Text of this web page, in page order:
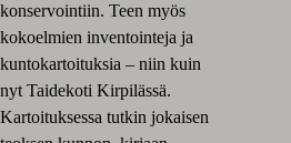
konservointiin. Teen myös
kokoelmien inventointeja ja
kuntokartoituksia – niin kuin
nyt Taidekoti Kirpilässä.
Kartoituksessa tutkin jokaisen